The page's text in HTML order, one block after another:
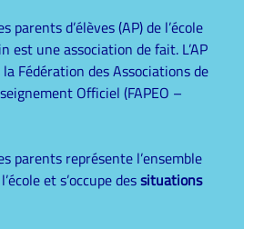
parents d’élèves (AP) de l’école
est une association de fait. L’AP
Fédération des Associations de
Officiel (FAPEO –
parents représente l’ensemble
et s’occupe dessituations